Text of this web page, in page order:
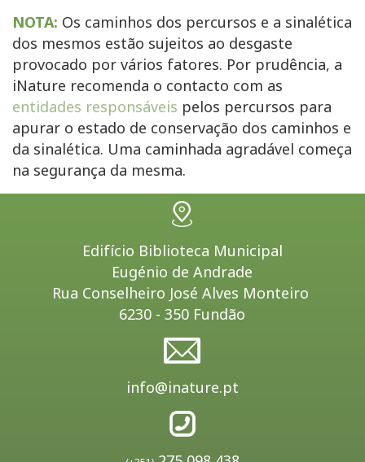
NOTA: Os caminhos dos percursos e a sinalética
dos mesmos estão sujeitos ao desgaste
provocado por vários fatores. Por prudência, a
iNature recomenda o contacto com as
entidades responsáveis pelos percursos para
apurar o estado de conservação dos caminhos e
da sinalética. Uma caminhada agradável começa
na segurança da mesma.
Edifício Biblioteca Municipal
Eugénio de Andrade
Rua Conselheiro José Alves Monteiro
6230 - 350 Fundão
info@inature.pt